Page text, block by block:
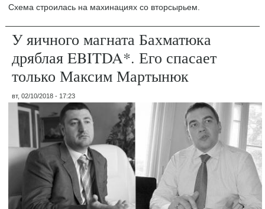
Схема строилась на махинациях со вторсырьем.
У яичного магната Бахматюка
дряблая EBITDA*. Его спасает
только Максим Мартынюк
вт, 02/10/2018 - 17:23